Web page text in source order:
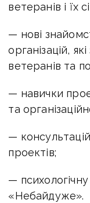
ветеранів і їх
— нові
організацій,
ветеранів та
— навички
та
—
проектів;
— психологічну
«Небайдуже».